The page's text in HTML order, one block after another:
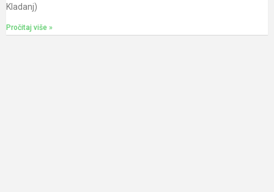
Kladanj)
Pročitaj više »